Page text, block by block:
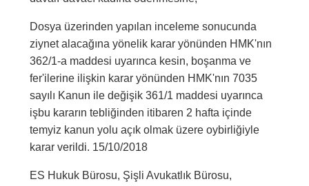
Dosya üzerinden yapılan inceleme sonucunda
ziynet alacağına yönelik karar yönünden HMK'nın
362/1-a maddesi uyarınca kesin, boşanma ve
fer'ilerine ilişkin karar yönünden HMK'nın 7035
sayılı Kanun ile değişik 361/1 maddesi uyarınca
işbu kararın tebliğinden itibaren 2 hafta içinde
temyiz kanun yolu açık olmak üzere oybirliğiyle
karar verildi. 15/10/2018
ES Hukuk Bürosu, Şişli Avukatlık Bürosu,